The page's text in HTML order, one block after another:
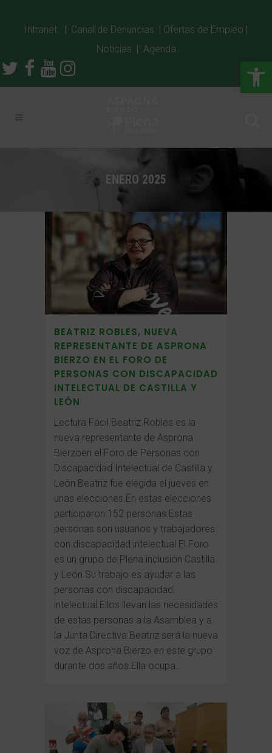
Intranet | Canal de Denuncias | Ofertas de Empleo |
Noticias | Agenda
ENERO 2025
BEATRIZ ROBLES, NUEVA
REPRESENTANTE DE ASPRONA
BIERZO EN EL FORO DE
PERSONAS CON DISCAPACIDAD
INTELECTUAL DE CASTILLA Y
LEÓN
Lectura Fácil Beatriz Robles es la
nueva representante de Asprona
Bierzoen el Foro de Personas con
Discapacidad Intelectual de Castilla y
León.Beatriz fue elegida el jueves en
unas elecciones.En estas elecciones
participaron 152 personas.Estas
personas son usuarios y trabajadores
con discapacidad intelectual.El Foro
es un grupo de Plena inclusión Castilla
y León.Su trabajo es ayudar a las
personas con discapacidad
intelectual.Ellos llevan las necesidades
de estas personas a la Asamblea y a
la Junta Directiva.Beatriz será la nueva
voz de Asprona Bierzo en este grupo
durante dos años.Ella ocupa...